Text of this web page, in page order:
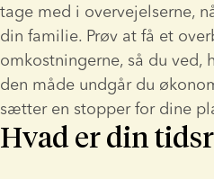
tage med i overvejelserne,
din familie. Prøv at få et
omkostningerne, så du ved,
den måde undgår du
sætter en stopper for dine
Hvad er din